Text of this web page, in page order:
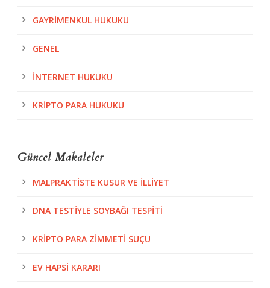
GAYRIMENKUL HUKUKU
GENEL
İNTERNET HUKUKU
KRIPTO PARA HUKUKU
Güncel Makaleler
MALPRAKTISTE KUSUR VE İLLIYET
DNA TESTIYLE SOYBAĞI TESPITI
KRIPTO PARA ZIMMETI SUÇU
EV HAPSI KARARI